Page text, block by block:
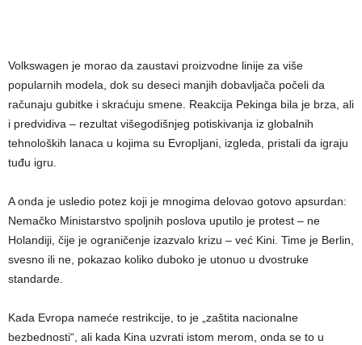
Volkswagen je morao da zaustavi proizvodne linije za više
popularnih modela, dok su deseci manjih dobavljača počeli da
računaju gubitke i skraćuju smene. Reakcija Pekinga bila je brza, ali
i predvidiva – rezultat višegodišnjeg potiskivanja iz globalnih
tehnoloških lanaca u kojima su Evropljani, izgleda, pristali da igraju
tuđu igru.
A onda je usledio potez koji je mnogima delovao gotovo apsurdan:
Nemačko Ministarstvo spoljnih poslova uputilo je protest – ne
Holandiji, čije je ograničenje izazvalo krizu – već Kini. Time je Berlin,
svesno ili ne, pokazao koliko duboko je utonuo u dvostruke
standarde.
Kada Evropa nameće restrikcije, to je „zaštita nacionalne
bezbednosti“, ali kada Kina uzvrati istom merom, onda se to u